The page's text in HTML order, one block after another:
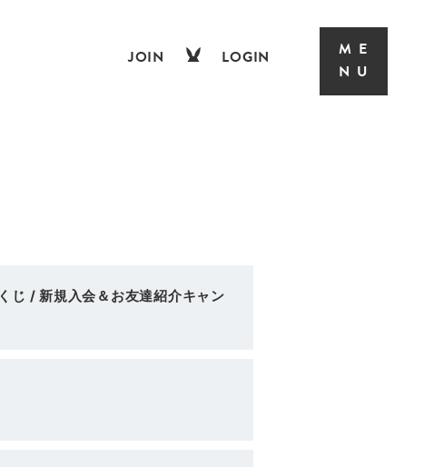
JOIN LOGIN
じ / 新規入会＆お友達紹介キャン